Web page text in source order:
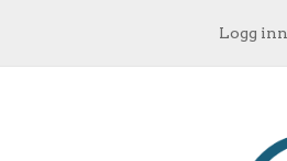
Logg inn